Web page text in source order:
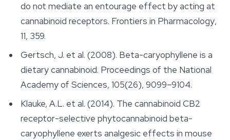
do not mediate an entourage effect by acting at
cannabinoid receptors. Frontiers in Pharmacology,
11, 359.
Gertsch, J. et al. (2008). Beta-caryophyllene is a
dietary cannabinoid. Proceedings of the National
Academy of Sciences, 105(26), 9099–9104.
Klauke, A.L. et al. (2014). The cannabinoid CB2
receptor-selective phytocannabinoid beta-
caryophyllene exerts analgesic effects in mouse